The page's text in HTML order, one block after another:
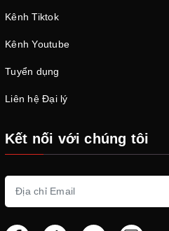
Kênh Tiktok
Kênh Youtube
Tuyển dụng
Liên hệ Đại lý
Kết nối với chúng tôi